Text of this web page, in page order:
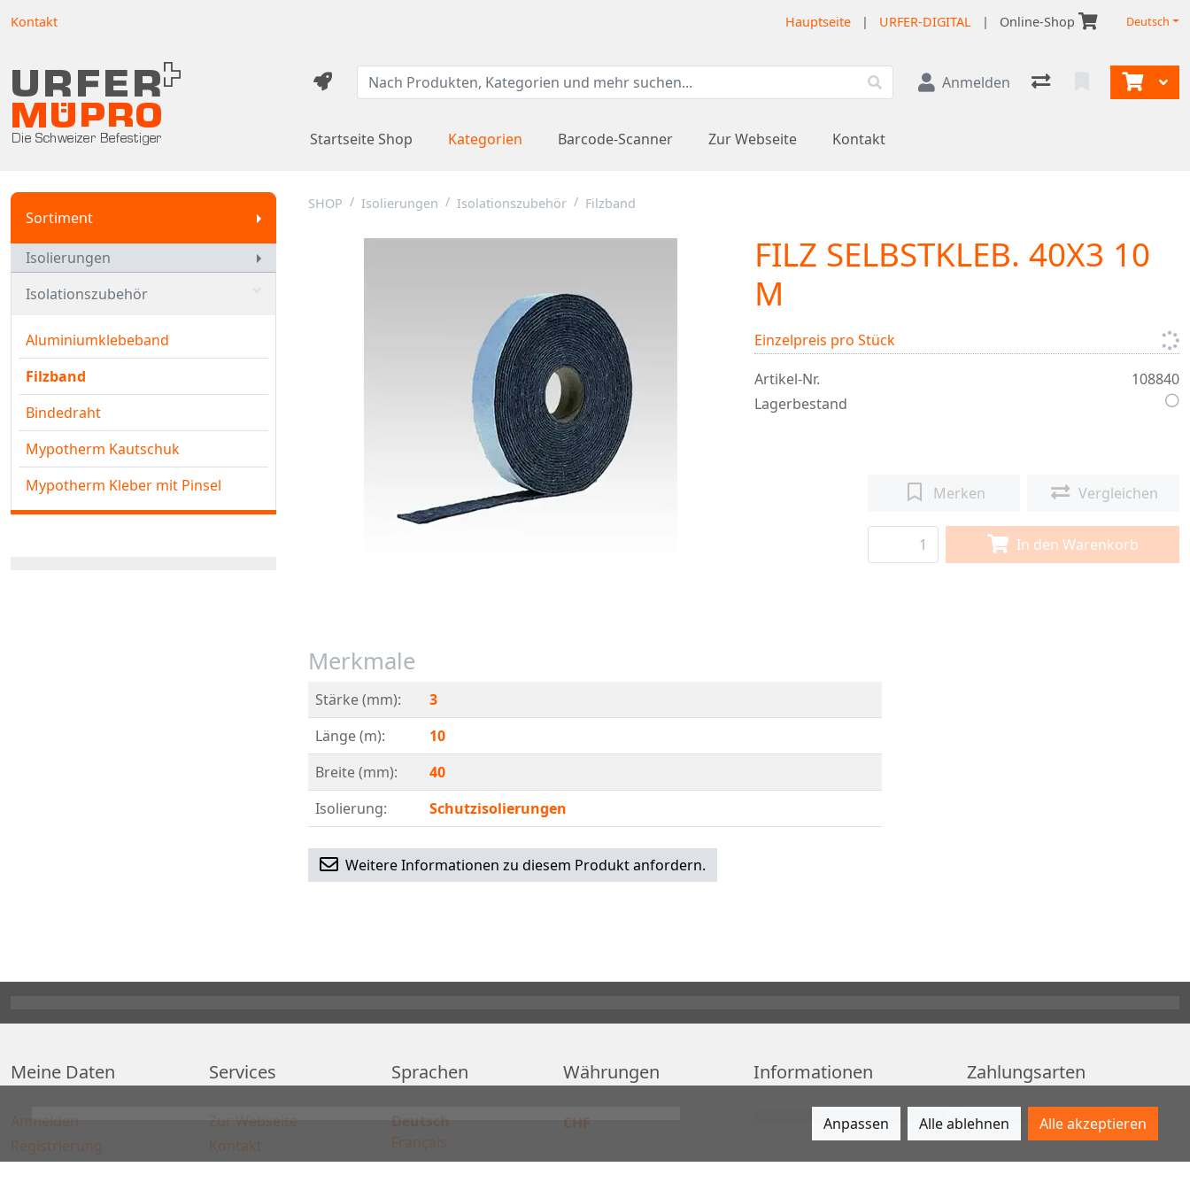
Kontakt Hauptseite | URFER-DIGITAL | Online-Shop Deutsch
Anmelden
Startseite Shop Kategorien Barcode-Scanner Zur Webseite Kontakt
Sortiment
Isolierungen
Isolationszubehör
Aluminiumklebeband
Filzband
Bindedraht
Mypotherm Kautschuk
Mypotherm Kleber mit Pinsel
SHOP Isolierungen Isolationszubehör Filzband
FILZ SELBSTKLEB. 40X3 10
M
Einzelpreis pro Stück
Artikel-Nr.
108840
Lagerbestand
Merken Vergleichen
In den Warenkorb
Merkmale
Stärke (mm):
3
Länge (m):
10
Breite (mm):
40
Isolierung:
Schutzisolierungen
Weitere Informationen zu diesem Produkt anfordern.
Meine Daten
Anmelden
Registrierung
Services
Zur Webseite
Kontakt
Sprachen
Deutsch
Français
Währungen
CHF
Informationen Zahlungsarten
Anpassen Alle ablehnen Alle akzeptieren